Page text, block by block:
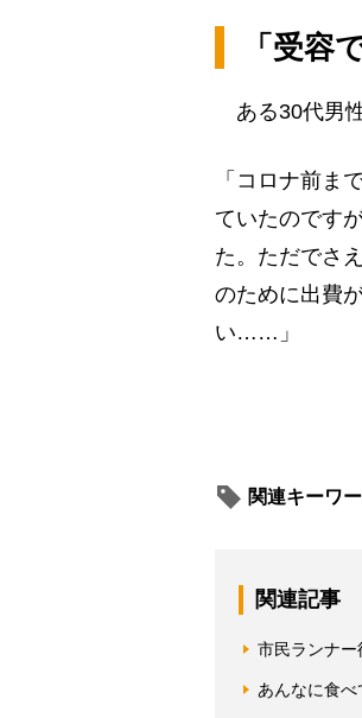
「受容
ある30代男
「コロナ前ま
ていたのです
た。ただでさ
のために出費
い……」
関連キーワ
関連記事
市民ランナ
あんなに食